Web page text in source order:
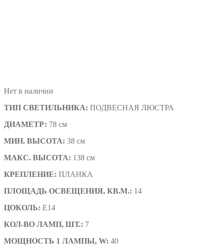
Нет в наличии
ТИП СВЕТИЛЬНИКА: ПОДВЕСНАЯ ЛЮСТРА
ДИАМЕТР: 78 см
МИН. ВЫСОТА: 38 см
МАКС. ВЫСОТА: 138 см
КРЕПЛЕНИЕ: ПЛАНКА
ПЛОЩАДЬ ОСВЕЩЕНИЯ, КВ.М.: 14
ЦОКОЛЬ: E14
КОЛ-ВО ЛАМП, ШТ.: 7
МОЩНОСТЬ 1 ЛАМПЫ, W: 40